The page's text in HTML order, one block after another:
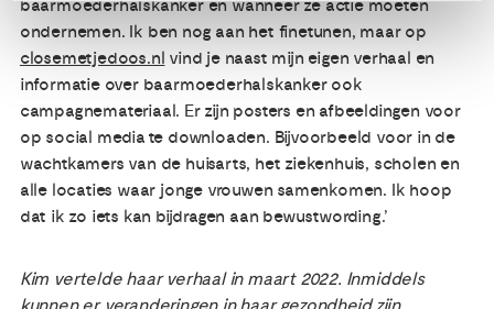
baarmoederhalskanker en wanneer ze actie moeten
ondernemen. Ik ben nog aan het finetunen, maar op
closemetjedoos.nl vind je naast mijn eigen verhaal en
informatie over baarmoederhalskanker ook
campagnemateriaal. Er zijn posters en afbeeldingen voor
op social media te downloaden. Bijvoorbeeld voor in de
wachtkamers van de huisarts, het ziekenhuis, scholen en
alle locaties waar jonge vrouwen samenkomen. Ik hoop
dat ik zo iets kan bijdragen aan bewustwording.’
Kim vertelde haar verhaal in maart 2022. Inmiddels